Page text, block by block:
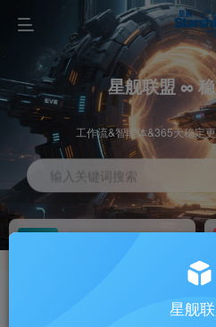
星舰联盟 ∞
工作流&智能体&365天稳定
输入关键词搜索
加入会员
每周免费工作流体验
星舰